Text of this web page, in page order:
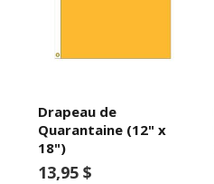
Drapeau de
Quarantaine (12" x
18")
13,95 $